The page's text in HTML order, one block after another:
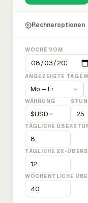
Rechneroptionen
WOCHE VOM
ANGEZEIGTE TAGE
WÄHRUNG
$USD
TÄGLICHE
TÄGLICHE 2X-
WÖCHENTLICHE